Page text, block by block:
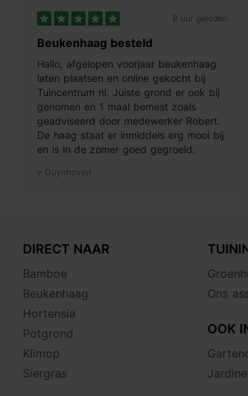
8 uur geleden
Beukenhaag besteld
Hallo, afgelopen voorjaar beukenhaag
laten plaatsen en online gekocht bij
Tuincentrum nl. Juiste grond er ook bij
genomen en 1 maal bemest zoals
geadviseerd door medewerker Robert.
De haag staat er inmiddels erg mooi bij
en is in de zomer goed gegroeid.
v Duynhoven
DIRECT NAAR
Bamboe
Beukenhaag
Hortensia
Potgrond
Klimop
Siergras
Ons
OOK